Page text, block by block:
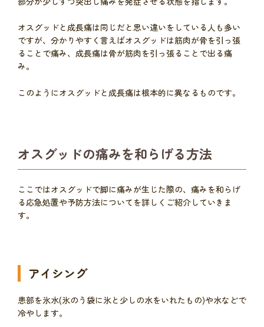
オスグッドと成長痛は同じだと思い違いをしている人も多い
ですが、分かりやすく言えばオスグッドは筋肉が骨を引っ張
ることで痛み、成長痛は骨が筋肉を引っ張ることで出る痛
み。
このようにオスグッドと成長痛は根本的に異なるものです。
オスグッドの痛みを和らげる方法
ここではオスグッドで脚に痛みが生じた際の、痛みを和らげ
る応急処置や予防方法についてを詳しくご紹介していきま
す。
アイシング
患部を氷水(氷のう袋に氷と少しの水をいれたもの)や水などで
冷やします。